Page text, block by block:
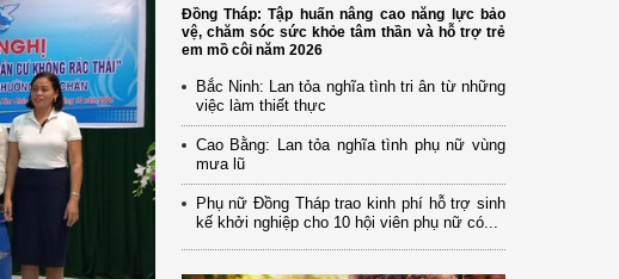
Đồng Tháp: Tập huấn nâng cao năng lực bảo
vệ, chăm sóc sức khỏe tâm thần và hỗ trợ trẻ
em mồ côi năm 2026
Bắc Ninh: Lan tỏa nghĩa tình tri ân từ những
việc làm thiết thực
Cao Bằng: Lan tỏa nghĩa tình phụ nữ vùng
mưa lũ
Phụ nữ Đồng Tháp trao kinh phí hỗ trợ sinh
kế khởi nghiệp cho 10 hội viên phụ nữ có...